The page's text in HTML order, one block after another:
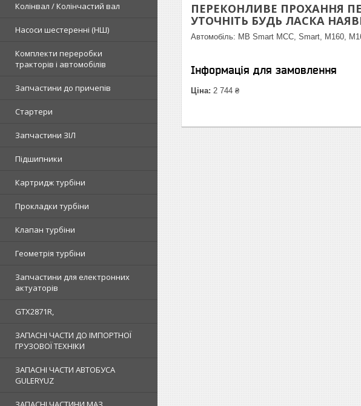
Колінвал / Колінчастий вал
Насоси шестеренні (НШ)
Комплекти переробки
тракторів і автомобілів
Запчастини до причепів
Стартери
Запчастини ЗІЛ
Підшипники
Картридж турбіни
Прокладки турбіни
Клапан турбіни
Геометрія турбіни
Запчастини для електронних
актуаторів
GTX2871R,
ЗАПАСНІ ЧАСТИ ДО ІМПОРТНОЇ
ГРУЗОВОЇ ТЕХНІКИ
ЗАПАСНІ ЧАСТИ АВТОБУСА
GULERYUZ
ПЕРЕКОНЛИВЕ ПРОХАННЯ
УТОЧНІТЬ БУДЬ ЛАСКА
Автомобіль: MB Smart MCC, Smart, M160,
Інформація для замовлення
Ціна: 2 744 ₴